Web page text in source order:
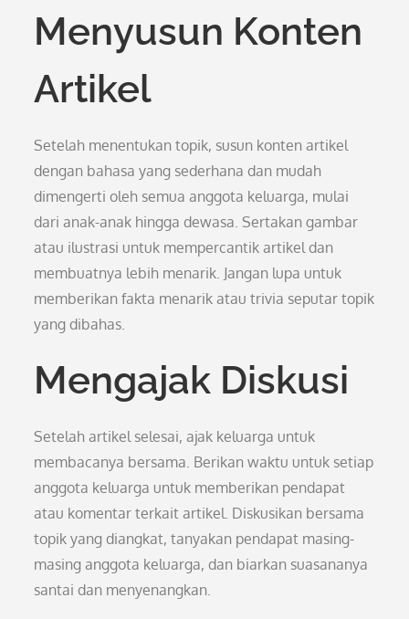
Menyusun Konten
Artikel
Setelah menentukan topik, susun konten artikel
dengan bahasa yang sederhana dan mudah
dimengerti oleh semua anggota keluarga, mulai
dari anak-anak hingga dewasa. Sertakan gambar
atau ilustrasi untuk mempercantik artikel dan
membuatnya lebih menarik. Jangan lupa untuk
memberikan fakta menarik atau trivia seputar topik
yang dibahas.
Mengajak Diskusi
Setelah artikel selesai, ajak keluarga untuk
membacanya bersama. Berikan waktu untuk setiap
anggota keluarga untuk memberikan pendapat
atau komentar terkait artikel. Diskusikan bersama
topik yang diangkat, tanyakan pendapat masing-
masing anggota keluarga, dan biarkan suasananya
santai dan menyenangkan.